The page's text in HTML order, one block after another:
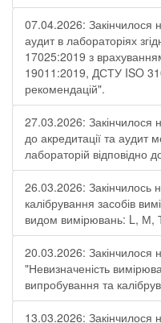
07.04.2026: Закінчилося
аудит в лабораторіях
17025:2019 з
19011:2019, ДСТУ ISO
рекомендацій".
27.03.2026: Закінчилося
до акредитації та аудит
лабораторій відповідно
26.03.2026: Закінчилось
калібрування засобів
видом вимірювань: L,
20.03.2026: Закінчилося
"Невизначеність
випробування та
13.03.2026: Закінчилося